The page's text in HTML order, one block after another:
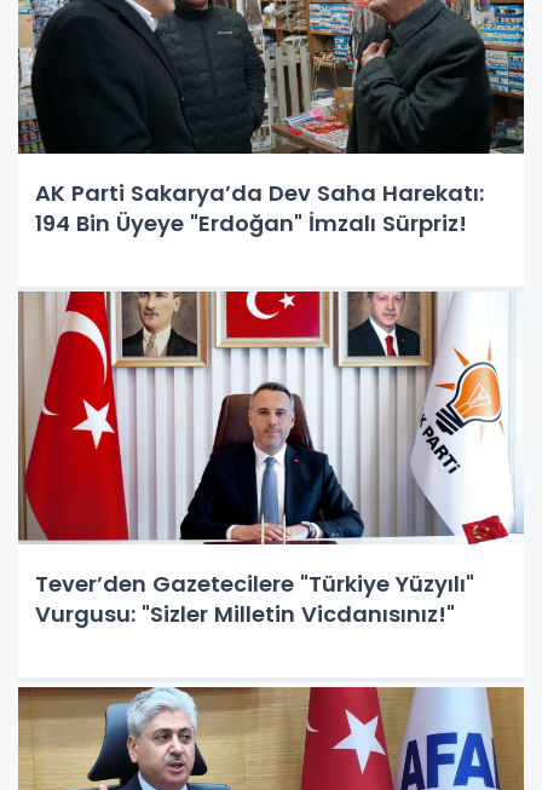
AK Parti Sakarya’da Dev Saha Harekatı:
194 Bin Üyeye "Erdoğan" İmzalı Sürpriz!
Tever’den Gazetecilere "Türkiye Yüzyılı"
Vurgusu: "Sizler Milletin Vicdanısınız!"